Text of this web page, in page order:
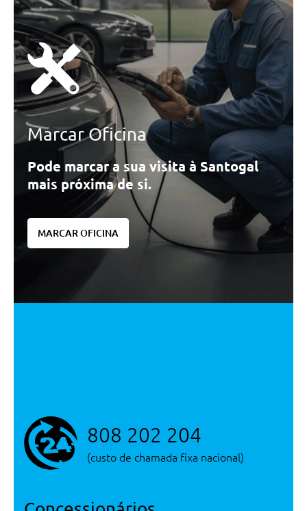
Marcar Oficina
Pode marcar a sua visita à Santogal
mais próxima de si.
MARCAR OFICINA
808 202 204
(custo de chamada fixa nacional)